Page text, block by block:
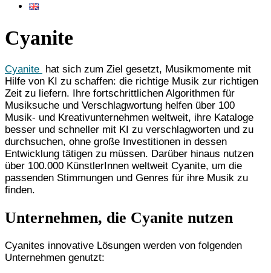
Cyanite
Cyanite hat sich zum Ziel gesetzt, Musikmomente mit
Hilfe von KI zu schaffen: die richtige Musik zur richtigen
Zeit zu liefern. Ihre fortschrittlichen Algorithmen für
Musiksuche und Verschlagwortung helfen über 100
Musik- und Kreativunternehmen weltweit, ihre Kataloge
besser und schneller mit KI zu verschlagworten und zu
durchsuchen, ohne große Investitionen in dessen
Entwicklung tätigen zu müssen. Darüber hinaus nutzen
über 100.000 KünstlerInnen weltweit Cyanite, um die
passenden Stimmungen und Genres für ihre Musik zu
finden.
Unternehmen, die Cyanite nutzen
Cyanites innovative Lösungen werden von folgenden
Unternehmen genutzt: